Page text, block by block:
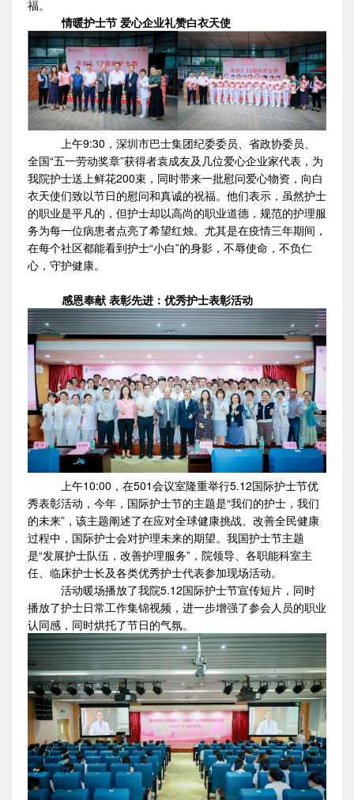
福。
情暖护士节 爱心企业礼赞白衣天使
上午9:30，深圳市巴士集团纪委委员、省政协委员、
全国“五一劳动奖章”获得者袁成友及几位爱心企业家代表，为
我院护士送上鲜花200束，同时带来一批慰问爱心物资，向白
衣天使们致以节日的慰问和真诚的祝福。他们表示，虽然护士
的职业是平凡的，但护士却以高尚的职业道德，规范的护理服
务为每一位病患者点亮了希望红烛。尤其是在疫情三年期间，
在每个社区都能看到护士“小白”的身影，不辱使命，不负仁
心，守护健康。
感恩奉献 表彰先进：优秀护士表彰活动
上午10:00，在501会议室隆重举行5.12国际护士节优
秀表彰活动，今年，国际护士节的主题是“我们的护士，我们
的未来”，该主题阐述了在应对全球健康挑战、改善全民健康
过程中，国际护士会对护理未来的期望。我国护士节主题
是“发展护士队伍，改善护理服务”，院领导、各职能科室主
任、临床护士长及各类优秀护士代表参加现场活动。
活动暖场播放了我院5.12国际护士节宣传短片，同时
播放了护士日常工作集锦视频，进一步增强了参会人员的职业
认同感，同时烘托了节日的气氛。